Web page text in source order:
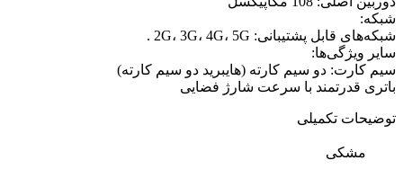
شبکه:
شبکه‌های قابل پشتیبانی: 2G، 3G، 4G، 5G .
سایر ویژگی‌ها:
سیم کارت: دو سیم کارته (هایبرید دو سیم کارته)
باتری قدرتمند با سرعت شارژ فضایی
توضیحات تکمیلی
مشکی